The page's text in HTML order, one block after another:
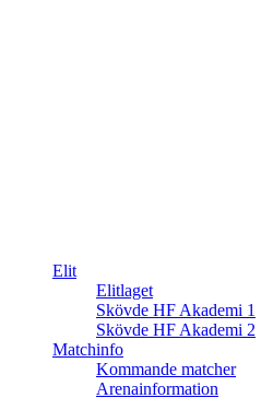
Elit
Elitlaget
Skövde HF Akademi 1
Skövde HF Akademi 2
Matchinfo
Kommande matcher
Arenainformation